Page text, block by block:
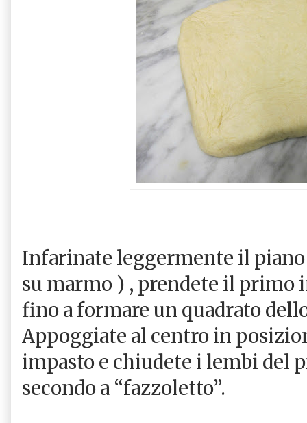
Infarinate leggermente il
su marmo ) , prendete il primo
fino a formare un quadrato
Appoggiate al centro in
impasto e chiudete i lembi del
secondo a “fazzoletto”.